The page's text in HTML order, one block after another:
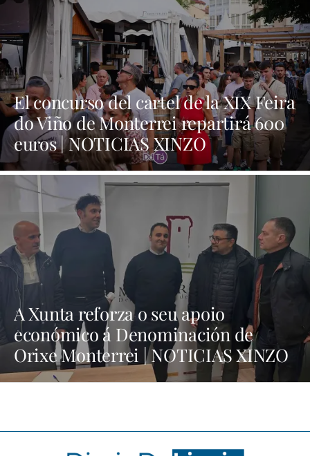
El concurso del cartel de la XIX Feira
do Viño de Monterrei repartirá 600
euros | NOTICIAS XINZO
A Xunta reforza o seu apoio
económico á Denominación de
Orixe Monterrei | NOTICIAS XINZO